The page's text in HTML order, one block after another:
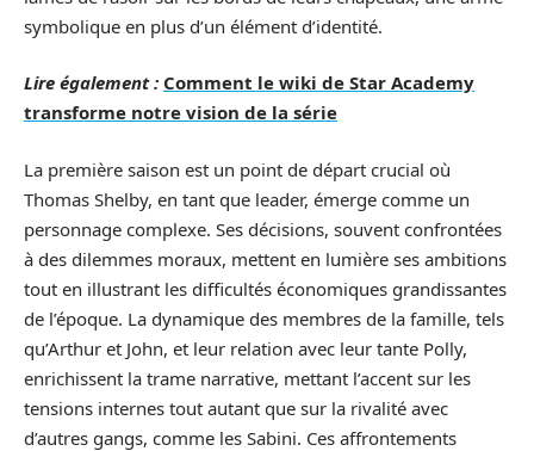
symbolique en plus d’un élément d’identité.
Lire également : Comment le wiki de Star Academy
transforme notre vision de la série
La première saison est un point de départ crucial où
Thomas Shelby, en tant que leader, émerge comme un
personnage complexe. Ses décisions, souvent confrontées
à des dilemmes moraux, mettent en lumière ses ambitions
tout en illustrant les difficultés économiques grandissantes
de l’époque. La dynamique des membres de la famille, tels
qu’Arthur et John, et leur relation avec leur tante Polly,
enrichissent la trame narrative, mettant l’accent sur les
tensions internes tout autant que sur la rivalité avec
d’autres gangs, comme les Sabini. Ces affrontements